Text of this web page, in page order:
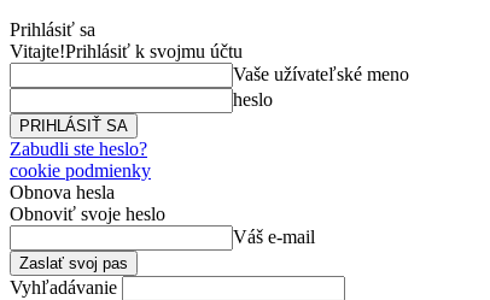
Prihlásiť sa
Vitajte!Prihlásiť k svojmu účtu
Vaše užívateľské meno
heslo
Zabudli ste heslo?
cookie podmienky
Obnova hesla
Obnoviť svoje heslo
Váš e-mail
Vyhľadávanie